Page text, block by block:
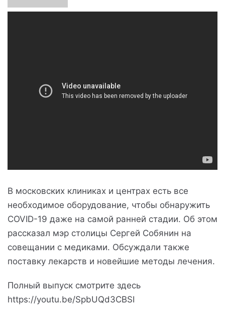
В московских клиниках и центрах есть все
необходимое оборудование, чтобы обнаружить
COVID-19 даже на самой ранней стадии. Об этом
рассказал мэр столицы Сергей Собянин на
совещании с медиками. Обсуждали также
поставку лекарств и новейшие методы лечения.
Полный выпуск смотрите здесь
https://youtu.be/SpbUQd3CBSI